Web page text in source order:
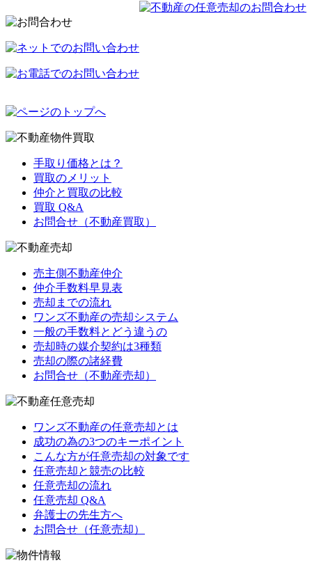
手取り価格とは？
買取のメリット
仲介と買取の比較
買取 Q&A
お問合せ（不動産買取）
売主側不動産仲介
仲介手数料早見表
売却までの流れ
ワンズ不動産の売却システム
一般の手数料とどう違うの
売却時の媒介契約は3種類
売却の際の諸経費
お問合せ（不動産売却）
ワンズ不動産の任意売却とは
成功の為の3つのキーポイント
こんな方が任意売却の対象です
任意売却と競売の比較
任意売却の流れ
任意売却 Q&A
弁護士の先生方へ
お問合せ（任意売却）